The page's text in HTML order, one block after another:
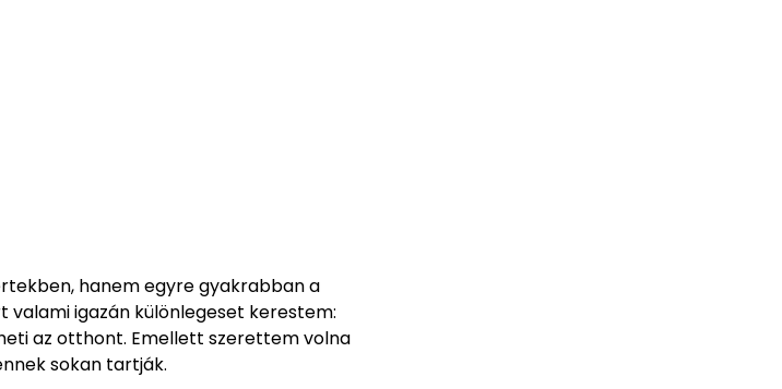
hanem egyre gyakrabban a
igazán különlegeset kerestem:
az otthont. Emellett szerettem volna
sokan tartják.